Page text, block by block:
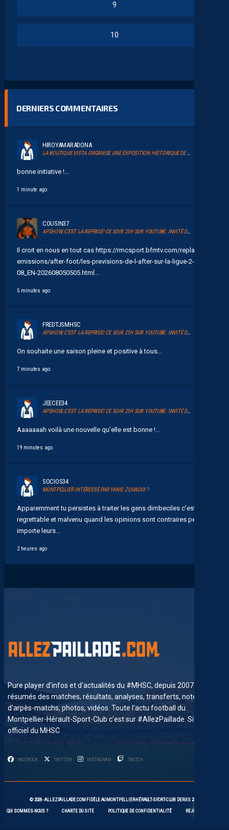
9
10
DERNIERS COMMENTAIRES
HIROYAMARADONA
LA BOUTIQUE VISTA ORGANISE UNE EXPOSITION HISTORIQUE DE MAILLOTS DU MHSC ET UNE GRANDE VENTE
bonne initiative !...
1 minute ago
COUSIN37
APSHOW, C’EST LA REPRISE! CE SOIR 21H SUR YOUTUBE. INVITÉ DAVID GLUZMAN DE L’AFTER FOOT.
Il croit en nous en tout cas https://rmcsport.bfmtv.com/replay-
emissions/after-foot/les-previsions-de-l-after-sur-la-ligue-2-05-
08_EN-202608050505.html...
5 minutes ago
FREDTJSMHSC
APSHOW, C’EST LA REPRISE! CE SOIR 21H SUR YOUTUBE. INVITÉ DAVID GLUZMAN DE L’AFTER FOOT.
On souhaite une saison pleine et positive à tous...
7 minutes ago
JEECEE34
APSHOW, C’EST LA REPRISE! CE SOIR 21H SUR YOUTUBE. INVITÉ DAVID GLUZMAN DE L’AFTER FOOT.
Aaaaaaah voilà une nouvelle qu'elle est bonne !...
19 minutes ago
SOCIOS34
MONTPELLIER INTÉRESSÉ PAR YANIS ZOUAOUI ?
Apparemment tu persistes à traiter les gens dimbeciles c’est
regrettable et malvenu quand les opinions sont contraires peu
importe leurs...
2 heures ago
Pure player d'infos et d'actualités du #MHSC, depuis 2007. News,
résumés des matches, résultats, analyses, transferts, notes
d'arpès-matchs, photos, vidéos. Toute l'actu football du
Montpellier-Hérault-Sport-Club c'est sur #AllezPaillade. Site non-
officiel du MHSC
FACEBOOK TWITTER INSTAGRAM TWITCH
© 2026 -ALLEZPAILLADE.COM FIDÈLE AUMONTPELLIER-HÉRAULT-SPORT-CLUB DEPUIS 2007
QUI SOMMES-NOUS ? CHARTE DU SITE POLITIQUE DE CONFIDENTIALITÉ REJOIGNEZ-NOUS !